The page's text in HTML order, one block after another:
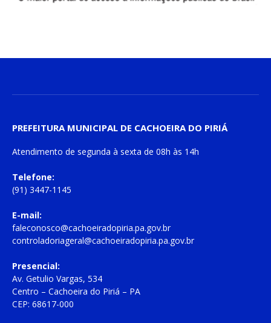
PREFEITURA MUNICIPAL DE CACHOEIRA DO PIRIÁ
Atendimento de segunda à sexta de 08h às 14h
Telefone:
(91) 3447-1145
E-mail:
faleconosco@cachoeiradopiria.pa.gov.br
controladoriageral@cachoeiradopiria.pa.gov.br
Presencial:
Av. Getulio Vargas, 534
Centro – Cachoeira do Piriá – PA
CEP: 68617-000